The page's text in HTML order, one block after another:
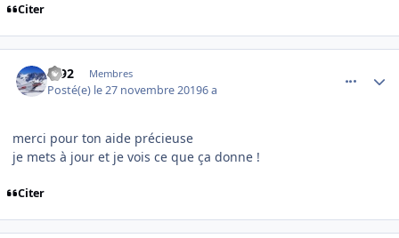
Citer
fd92 Membres
Posté(e) le 27 novembre 20196 a
merci pour ton aide précieuse
je mets à jour et je vois ce que ça donne !
Citer